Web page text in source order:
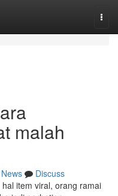
malah
News
Discuss
item viral, orang ramai